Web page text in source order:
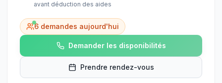
avant déduction des aides
6 demandes aujourd'hui
Demander les disponibilités
Prendre rendez-vous